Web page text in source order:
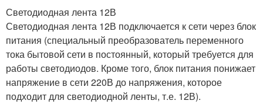
Светодиодная лента 12В
Светодиодная лента 12В подключается к сети через блок
питания (специальный преобразователь переменного
тока бытовой сети в постоянный, который требуется для
работы светодиодов. Кроме того, блок питания понижает
напряжение в сети 220В до напряжения, которое
подходит для светодиодной ленты, т.е. 12В).